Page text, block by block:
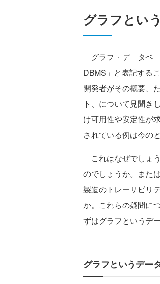
グラフとい
グラフ・データベ
DBMS」と表記する
開発者がその概要、
ト、について見聞き
け可用性や安定性が
されている例は今の
これはなぜでしょ
のでしょうか。また
製造のトレーサビリ
か。これらの疑問に
ずはグラフというデ
グラフというデー